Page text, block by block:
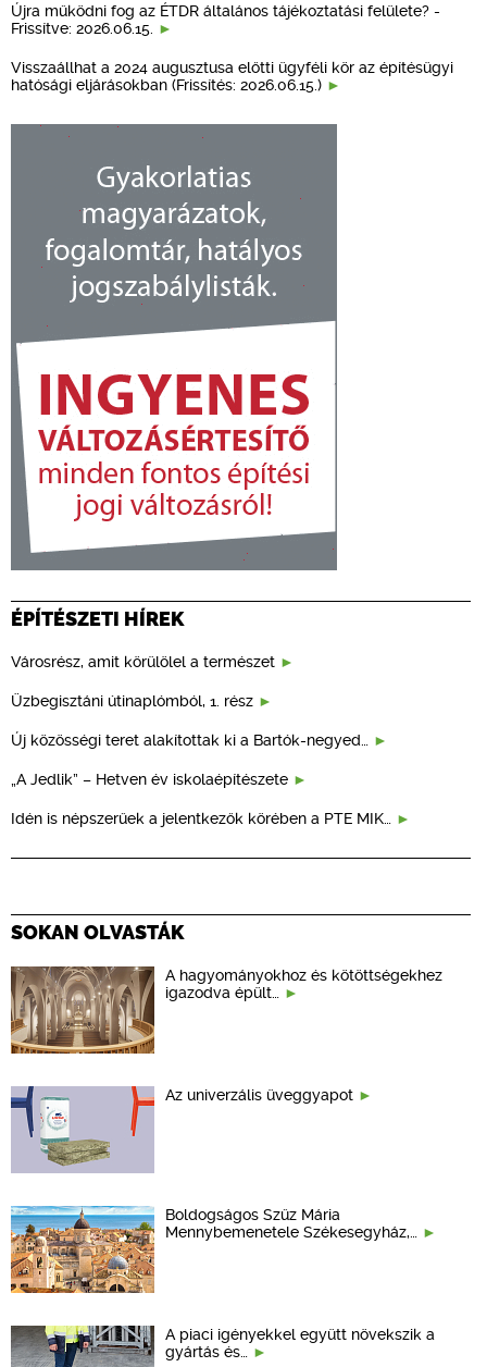
Újra működni fog az ÉTDR általános tájékoztatási felülete? -
Frissítve: 2026.06.15.
Visszaállhat a 2024 augusztusa előtti ügyféli kör az építésügyi
hatósági eljárásokban (Frissítés: 2026.06.15.)
ÉPÍTÉSZETI HÍREK
Városrész, amit körülölel a természet
Üzbegisztáni útinaplómból, 1. rész
Új közösségi teret alakítottak ki a Bartók-negyed…
„A Jedlik” – Hetven év iskolaépítészete
Idén is népszerűek a jelentkezők körében a PTE MIK…
SOKAN OLVASTÁK
A hagyományokhoz és kötöttségekhez
igazodva épült…
Az univerzális üveggyapot
Boldogságos Szűz Mária
Mennybemenetele Székesegyház,…
A piaci igényekkel együtt növekszik a
gyártás és…